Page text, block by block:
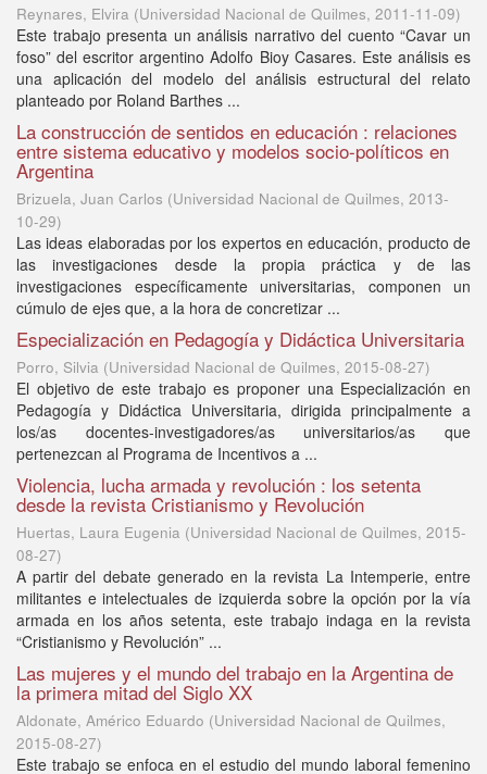
Reynares, Elvira (Universidad Nacional de Quilmes, 2011-11-09)
Este trabajo presenta un análisis narrativo del cuento “Cavar un
foso” del escritor argentino Adolfo Bioy Casares. Este análisis es
una aplicación del modelo del análisis estructural del relato
planteado por Roland Barthes ...
La construcción de sentidos en educación : relaciones
entre sistema educativo y modelos socio-políticos en
Argentina
Brizuela, Juan Carlos (Universidad Nacional de Quilmes, 2013-
10-29)
Las ideas elaboradas por los expertos en educación, producto de
las investigaciones desde la propia práctica y de las
investigaciones específicamente universitarias, componen un
cúmulo de ejes que, a la hora de concretizar ...
Especialización en Pedagogía y Didáctica Universitaria
Porro, Silvia (Universidad Nacional de Quilmes, 2015-08-27)
El objetivo de este trabajo es proponer una Especialización en
Pedagogía y Didáctica Universitaria, dirigida principalmente a
los/as docentes-investigadores/as universitarios/as que
pertenezcan al Programa de Incentivos a ...
Violencia, lucha armada y revolución : los setenta
desde la revista Cristianismo y Revolución
Huertas, Laura Eugenia (Universidad Nacional de Quilmes, 2015-
08-27)
A partir del debate generado en la revista La Intemperie, entre
militantes e intelectuales de izquierda sobre la opción por la vía
armada en los años setenta, este trabajo indaga en la revista
“Cristianismo y Revolución” ...
Las mujeres y el mundo del trabajo en la Argentina de
la primera mitad del Siglo XX
Aldonate, Américo Eduardo (Universidad Nacional de Quilmes,
2015-08-27)
Este trabajo se enfoca en el estudio del mundo laboral femenino